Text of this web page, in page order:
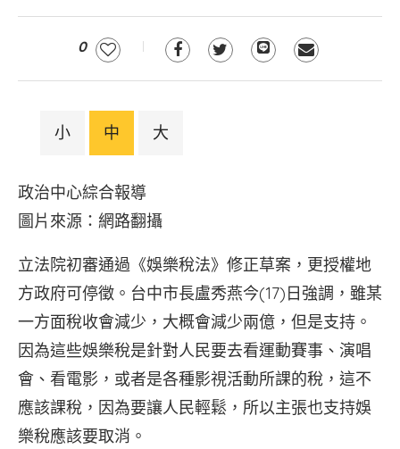
0
小 中 大
政治中心綜合報導
圖片來源：網路翻攝
立法院初審通過《娛樂稅法》修正草案，更授權地
方政府可停徵。台中市長盧秀燕今(17)日強調，雖某
一方面稅收會減少，大概會減少兩億，但是支持。
因為這些娛樂稅是針對人民要去看運動賽事、演唱
會、看電影，或者是各種影視活動所課的稅，這不
應該課稅，因為要讓人民輕鬆，所以主張也支持娛
樂稅應該要取消。